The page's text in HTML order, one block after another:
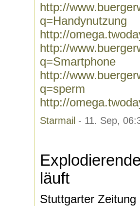
http://
q=Handynutzung
http://
http://
q=Smartphone
http://
q=sperm
http://
Starmail - 11. Sep,
läuft
Stuttgarter Zeitung